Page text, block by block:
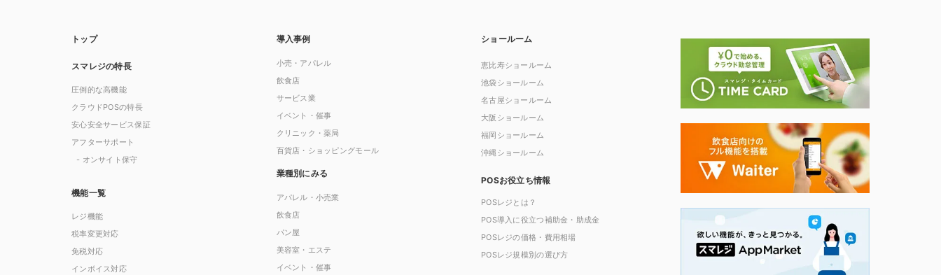
トップ
スマレジの特長
圧倒的な高機能
クラウドPOSの特長
安心安全サービス保証
アフターサポート
- オンサイト保守
機能一覧
レジ機能
税率変更対応
免税対応
インボイス対応
導入事例
小売・アパレル
飲食店
サービス業
イベント・催事
クリニック・薬局
百貨店・ショッピングモール
業種別にみる
アパレル・小売業
飲食店
パン屋
美容室・エステ
イベント・催事
ショールーム
恵比寿ショールーム
池袋ショールーム
名古屋ショールーム
大阪ショールーム
福岡ショールーム
沖縄ショールーム
POSお役立ち情報
POSレジとは？
POS導入に役立つ補助金・助成金
POSレジの価格・費用相場
POSレジ規模別の選び方